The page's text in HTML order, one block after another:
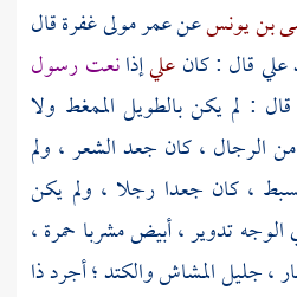
بن يونسعنعمر مولى غفرةقال
قال : كانعليإذانعت رسول
قال : لم يكن بالطويل الممغط ولا
من الرجال ، كان جعد الشعر ، ولم
، كان جعدا رجلا ، ولم يكن
الوجه تدوير ، أبيض مشربا حمرة ،
، جليل المشاش والكتد ؛ أجرد ذا